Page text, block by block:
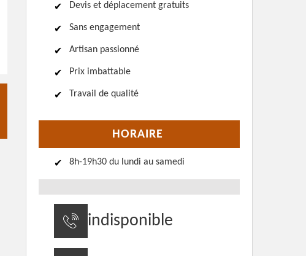
Devis et déplacement gratuits
Sans engagement
Artisan passionné
Prix imbattable
Travail de qualité
HORAIRE
8h-19h30 du lundi au samedi
indisponible